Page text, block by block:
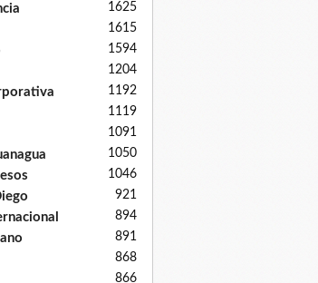
1625
1615
1594
1204
1192
1119
1091
1050
1046
921
894
891
868
866